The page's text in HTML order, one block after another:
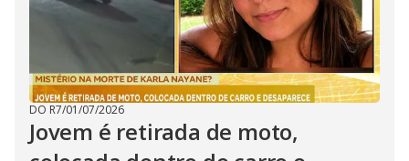
DO R7/01/07/2026
Jovem é retirada de moto,